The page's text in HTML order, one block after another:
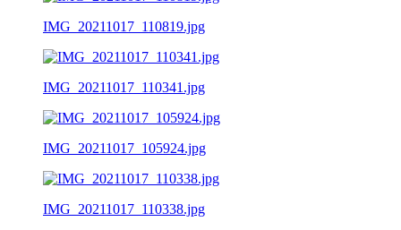
IMG_20211017_110819.jpg
IMG_20211017_110341.jpg
IMG_20211017_105924.jpg
IMG_20211017_110338.jpg